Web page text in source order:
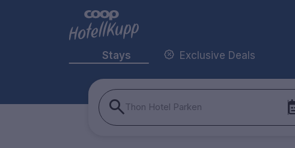
Stays Exclusive Deals
Thon Hotel Parken